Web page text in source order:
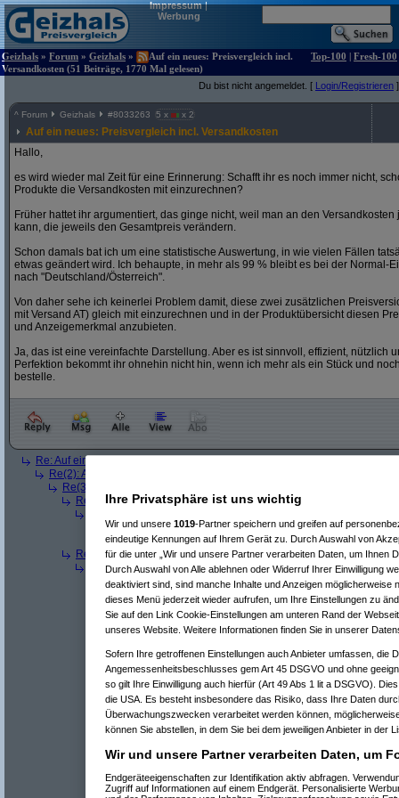
Impressum|
Werbung
Geizhals » Forum » Geizhals »
Auf ein neues: Preisvergleich incl.
Versandkosten (51 Beiträge, 1770 Mal gelesen)
Top-100 | Fresh-100
Du bist nicht angemeldet. [ Login/Registrieren ]
^ Forum Geizhals #8033263 5 x x 2
Auf ein neues: Preisvergleich incl. Versandkosten
Hallo,
es wird wieder mal Zeit für eine Erinnerung: Schafft ihr es noch immer nicht,
Produkte die Versandkosten mit einzurechnen?
Früher hattet ihr argumentiert, das ginge nicht, weil man an den
kann, die jeweils den Gesamtpreis verändern.
Schon damals bat ich um eine statistische Auswertung, in wie vielen Fällen
etwas geändert wird. Ich behaupte, in mehr als 99 % bleibt es bei der Normal-
nach "Deutschland/Österreich".
Von daher sehe ich keinerlei Problem damit, diese zwei zusätzlichen
mit Versand AT) gleich mit einzurechnen und in der Produktübersicht diesen
und Anzeigemerkmal anzubieten.
Ja, das ist eine vereinfachte Darstellung. Aber es ist sinnvoll, effizient, nützlich
Perfektion bekommt ihr ohnehin nicht hin, wenn ich mehr als ein Stück und
bestelle.
Re: Auf ein neues: Preisvergleich incl. Versandkosten
Re(2): Auf ein neues: Preisvergleich incl. Versandkosten
Re(3): Auf ein neues: Preisvergleich incl. Versandkosten
Re(4): Auf ein neues: Preisvergleich incl. Versandkosten
Re(6): Auf ein neues: Preisvergleich incl. Versandkosten(
Re(7): Auf ein neues: Preisvergleich incl. Versandkosten(
Re(4): Auf ein neues: Preisvergleich incl. Versandkosten (
Re(5): Auf ein neues: Preisvergleich incl. Versandkosten(
Re(6): Auf ein neues: Preisvergleich incl. Versandkosten(
Re(7): Auf ein neues: Preisvergleich incl. Versandkosten(
Re(8): Auf ein neues: Preisvergleich incl. Versandkosten
^ Forum Geizhals #8033342 x 1
Re(9): Auf ein neues: Preisvergleich incl.
meine China Erfahrungen
das negativste an den China-Erfahrungen ist die
Lieferant für den Transport und kostet auch noch
keine 12€ an Bezahlung sondern maximal 12
mfg
Ihre Privatsphäre ist uns wichtig
Wir und unsere 1019-Partner speichern und greifen auf
eindeutige Kennungen auf Ihrem Gerät zu. Durch Auswahl von
für die unter „Wir und unsere Partner verarbeiten Daten, um Ihnen
Durch Auswahl von Alle ablehnen oder Widerruf Ihrer Einwilligung
deaktiviert sind, sind manche Inhalte und Anzeigen möglicherweise
dieses Menü jederzeit wieder aufrufen, um Ihre Einstellungen zu
Sie auf den Link Cookie-Einstellungen am unteren Rand der
unseres Website. Weitere Informationen finden Sie in unserer
Sofern Ihre getroffenen Einstellungen auch Anbieter umfassen, die
Angemessenheitsbeschlusses gem Art 45 DSGVO und ohne
so gilt Ihre Einwilligung auch hierfür (Art 49 Abs 1 lit a DSGVO).
die USA. Es besteht insbesondere das Risiko, dass Ihre Daten
Überwachungszwecken verarbeitet werden können,
können Sie abstellen, in dem Sie bei dem jeweiligen Anbieter in der
Wir und unsere Partner verarbeiten Daten, um
Endgeräteeigenschaften zur Identifikation aktiv abfragen.
Zugriff auf Informationen auf einem Endgerät. Personalisierte